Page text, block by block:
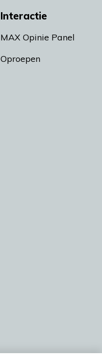
Interactie
MAX Opinie Panel
Oproepen